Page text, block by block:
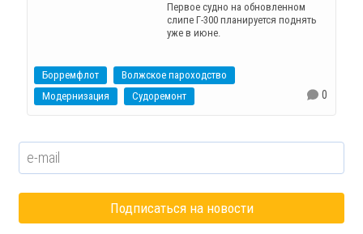
Первое судно на обновленном
слипе Г-300 планируется поднять
уже в июне.
Борремфлот
Волжское пароходство
Модернизация
Судоремонт 0